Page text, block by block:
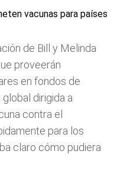
de Bill y Melinda
proveerán
en fondos de
dirigida a
contra el
para los
claro cómo pudiera